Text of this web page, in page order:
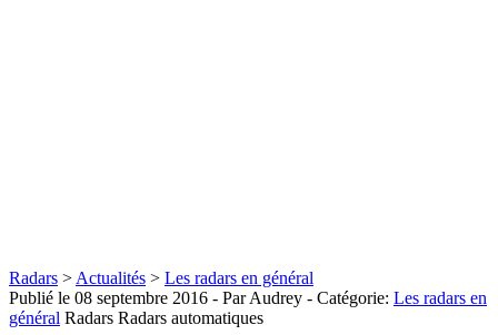
Radars > Actualités > Les radars en général
Publié le 08 septembre 2016 - Par Audrey - Catégorie: Les radars en
général Radars Radars automatiques